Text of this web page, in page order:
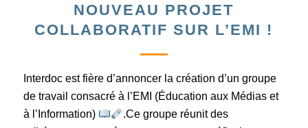
NOUVEAU PROJET
COLLABORATIF SUR L’EMI !
Interdoc est fière d’annoncer la création d’un groupe
de travail consacré à l’EMI (Éducation aux Médias et
à l’Information)
.Ce groupe réunit des